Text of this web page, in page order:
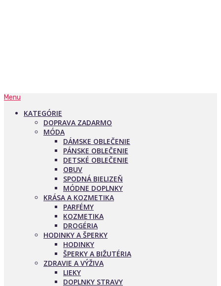
Menu
KATEGÓRIE
DOPRAVA ZADARMO
MÓDA
DÁMSKE OBLEČENIE
PÁNSKE OBLEČENIE
DETSKÉ OBLEČENIE
OBUV
SPODNÁ BIELIZEŇ
MÓDNE DOPLNKY
KRÁSA A KOZMETIKA
PARFÉMY
KOZMETIKA
DROGÉRIA
HODINKY A ŠPERKY
HODINKY
ŠPERKY A BIŽUTÉRIA
ZDRAVIE A VÝŽIVA
LIEKY
DOPLNKY STRAVY